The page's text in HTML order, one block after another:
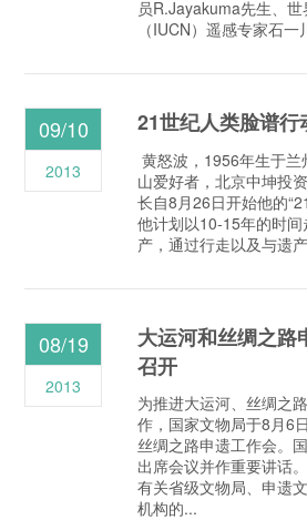
员R.Jayakuma先生、
（IUCN）遥感专家石
21世纪人类脸谱行
黄怒波，1956年生于
山爱好者，北京中坤
长自8月26日开始他的
他计划以10-15年的时
产，通过行走以及与遗
09/10
2013
大运河和丝绸之路
召开
为推进大运河、丝绸之
作，国家文物局于8月6
丝绸之路申遗工作会。
出席会议并作重要讲话
有关省级文物局、申遗
机构的...
08/19
2013